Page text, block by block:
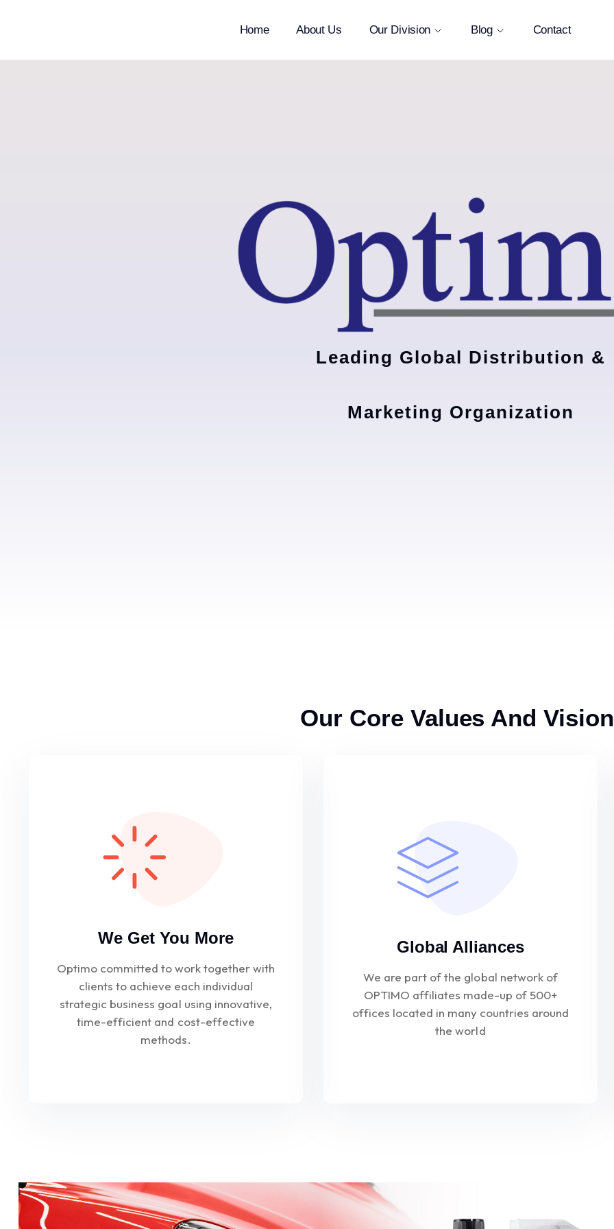
Home About Us Our Division Blog Contact
Leading Global Distribution &
Marketing Organization
Our Core Values And
We Get You More
Optimo committed to work together with
clients to achieve each individual
strategic business goal using innovative,
time-efficient and cost-effective
methods.
Global Alliances
We are part of the global network of
OPTIMO affiliates made-up of 500+
offices located in many countries around
the world